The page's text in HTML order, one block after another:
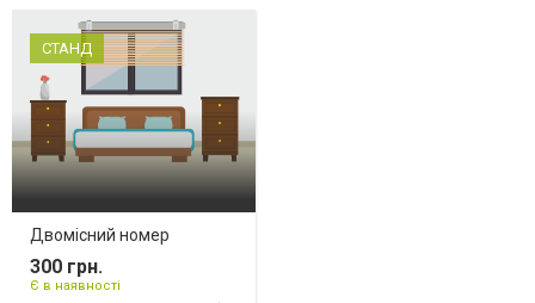
СТАНД
Двомісний номер
300 грн.
Є в наявності